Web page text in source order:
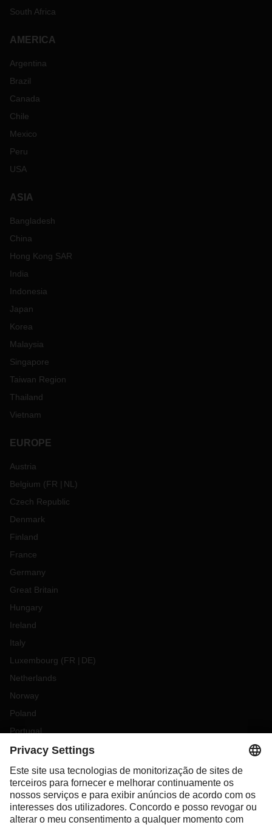
South Africa
AMERICA
Argentina
Brazil
Canada
Chile
Mexico
Peru
USA
ASIA
Bangladesh
China
Hong Kong SAR
India
Indonesia
Japan
Korea
Malaysia
Singapore
Taiwan Region
Thailand
Vietnam
EUROPE
Austria
Belgium (FR NL)
Czech Republic
Denmark
Finland
France
Germany
Great Britain
Hungary
Ireland
Italy
Luxembourg (FR DE)
Netherlands
Norway
Poland
Portugal
Romania
Slovakia
Spain
Sweden
Switzerland(DE FR)